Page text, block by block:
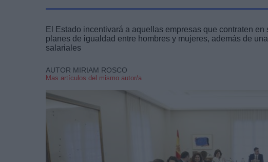
El Estado incentivará a aquellas empresas que contraten
planes de igualdad entre hombres y mujeres, además de
salariales
AUTOR MIRIAM ROSCO
Mas artículos del mismo autor/a